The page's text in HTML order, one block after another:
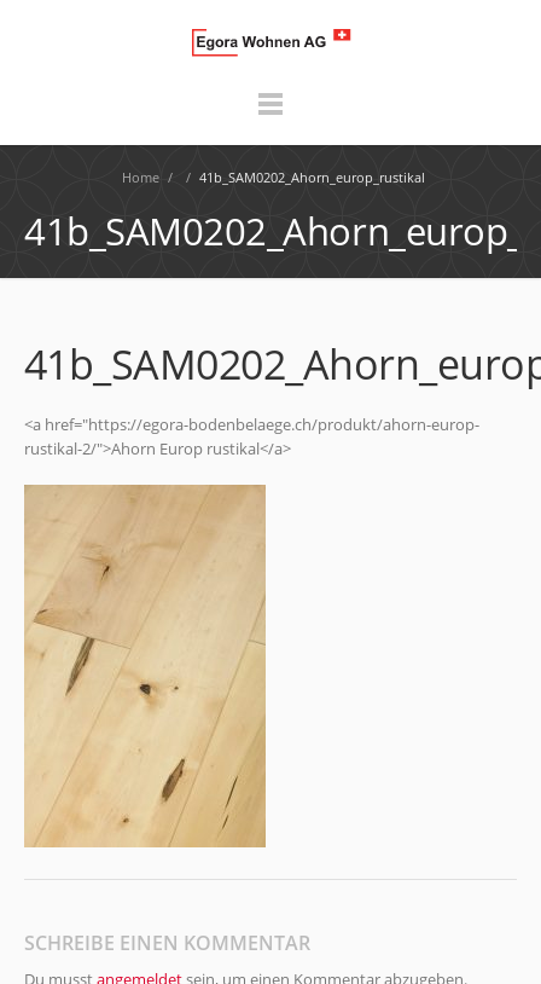
Home / / 41b_SAM0202_Ahorn_europ_rustikal
<a href="https://egora-bodenbelaege.ch/produkt/ahorn-europ-
rustikal-2/">Ahorn Europ rustikal</a>
SCHREIBE EINEN KOMMENTAR
Du musstangemeldetsein, um einen Kommentar abzugeben.